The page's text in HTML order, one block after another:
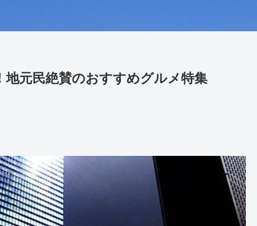
地元民絶賛のおすすめグルメ特集